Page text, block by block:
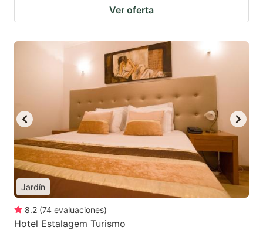
Ver oferta
Jardín
8.2 (74 evaluaciones)
Hotel Estalagem Turismo